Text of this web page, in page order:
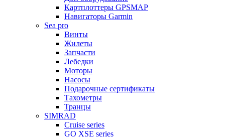
Картплоттеры GPSMAP
Навигаторы Garmin
Sea pro
Винты
Жилеты
Запчасти
Лебедки
Моторы
Насосы
Подарочные сертификаты
Тахометры
Транцы
SIMRAD
Cruise series
GO XSE series